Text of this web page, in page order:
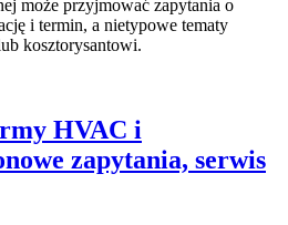
może przyjmować zapytania o
i termin, a nietypowe tematy
kosztorysantowi.
HVAC i
zapytania, serwis